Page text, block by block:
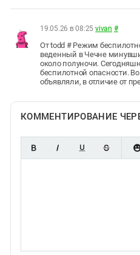
19.05.26 в 08:25 vivan #
От todd # Режим
веденный в Чечне
около полуночи.
беспилотной опасности.
объявляли, в отличие от
КОММЕНТИРОВАНИЕ